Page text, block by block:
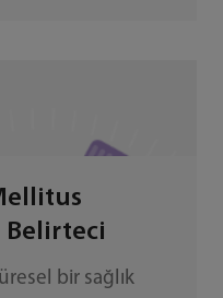
Belirteci
bir sağlık